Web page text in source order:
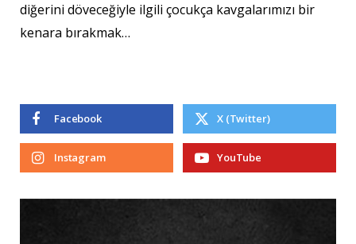
diğerini döveceğiyle ilgili çocukça kavgalarımızı bir
kenara bırakmak…
Facebook X (Twitter)
Instagram YouTube